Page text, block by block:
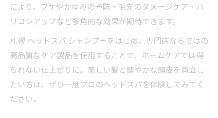
により、フケやかゆみの予防・毛先のダメージケア・ハ
リコシアップなど多角的な効果が期待できます。
札幌 ヘッドスパ シャンプーをはじめ、専門店ならではの
高品質なケア製品を使用することで、ホームケアでは得
られない仕上がりに。美しい髪と健やかな頭皮を両立し
たい方は、ぜひ一度プロのヘッドスパを体験してみてく
ださい。